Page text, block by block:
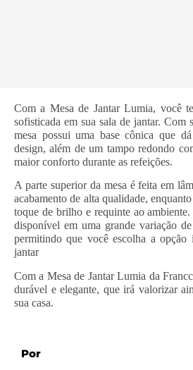
Com a Mesa de Jantar Lumia, você
sofisticada em sua sala de jantar. Com
mesa possui uma base cônica que
design, além de um tampo redondo
maior conforto durante as refeições.
A parte superior da mesa é feita em
acabamento de alta qualidade,
toque de brilho e requinte ao
disponível em uma grande variação
permitindo que você escolha a opção
jantar
Com a Mesa de Jantar Lumia da
durável e elegante, que irá valorizar
sua casa.
Por